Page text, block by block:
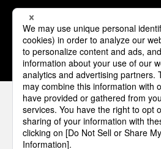
1 2 3 4
パナソニックの電気設備